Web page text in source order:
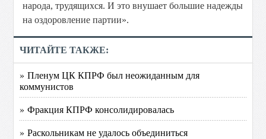
народа, трудящихся. И это внушает большие надежды
на оздоровление партии».
ЧИТАЙТЕ ТАКЖЕ:
» Пленум ЦК КПРФ был неожиданным для
коммунистов
» Фракция КПРФ консолидировалась
» Раскольникам не удалось объединиться